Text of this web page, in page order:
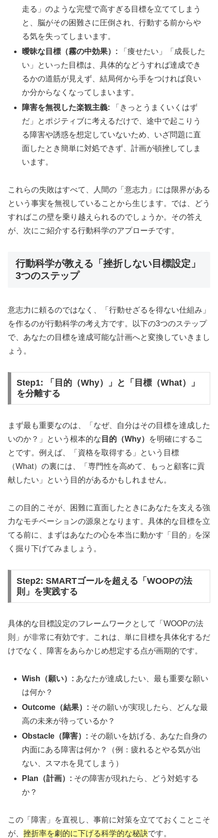
走る」のような完璧で高すぎる目標を立ててしまう
と、脳がその困難さに圧倒され、行動する前からや
る気を失ってしまいます。
曖昧な目標（霧の中効果）: 「痩せたい」「成長した
い」といった目標は、具体的などうすれば達成でき
るかの道筋が見えず、結局何から手をつければ良い
か分からなくなってしまいます。
障害を無視した楽観主義: 「きっとうまくいくはず
だ」とポジティブに考えるだけで、途中で起こりう
る障害や誘惑を想定していないため、いざ問題に直
面したとき簡単に対処できず、計画が頓挫してしま
います。
これらの失敗はすべて、人間の「意志力」には限界がある
という事実を無視していることから生じます。では、どう
すればこの壁を乗り越えられるのでしょうか。その答え
が、次にご紹介する行動科学のアプローチです。
行動科学が教える「挫折しない目標設定」
3つのステップ
意志力に頼るのではなく、「行動せざるを得ない仕組み」
を作るのが行動科学の考え方です。以下の3つのステップ
で、あなたの目標を達成可能な計画へと変換していきまし
ょう。
Step1: 「目的（Why）」と「目標（What）」
を分離する
まず最も重要なのは、「なぜ、自分はその目標を達成した
いのか？」という根本的な 目的（Why）
を明確にするこ
とです。例えば、「資格を取得する」という目標
（What）の裏には、「専門性を高めて、もっと顧客に貢
献したい」という目的があるかもしれません。
この目的こそが、困難に直面したときにあなたを支える強
力なモチベーションの源泉となります。具体的な目標を立
てる前に、まずはあなたの心を本当に動かす「目的」を深
く掘り下げてみましょう。
Step2: SMARTゴールを超える「WOOPの法
則」を実践する
具体的な目標設定のフレームワークとして「WOOPの法
則」が非常に有効です。これは、単に目標を具体化するだ
けでなく、障害をあらかじめ想定する点が画期的です。
Wish（願い）: あなたが達成したい、最も重要な願い
は何か？
Outcome（結果）: その願いが実現したら、どんな最
高の未来が待っているか？
Obstacle（障害）: その願いを妨げる、あなた自身の
内面にある障害は何か？（例：疲れるとやる気が出
ない、スマホを見てしまう）
Plan（計画）: その障害が現れたら、どう対処する
か？
この「障害」を直視し、事前に対策を立てておくことこそ
が、 挫折率を劇的に下げる科学的な秘訣です。